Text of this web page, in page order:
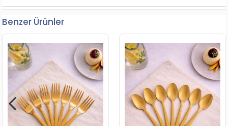
Benzer Ürünler